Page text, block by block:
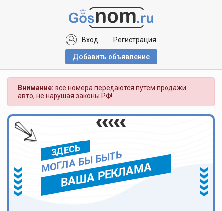
Вход Регистрация
Добавить объявлениe
Внимание: все номера передаются путем продажи
авто, не нарушая законы РФ!
ЗДЕСЬ
МОГЛА БЫ БЫТЬ
ВАША РЕКЛАМА